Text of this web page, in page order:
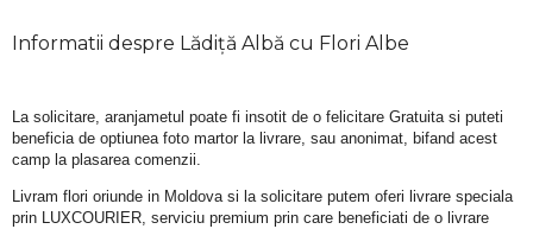
Informatii despre Lădiță Albă cu Flori Albe
La solicitare, aranjametul poate fi insotit de o felicitare Gratuita si puteti
beneficia de optiunea foto martor la livrare, sau anonimat, bifand acest
camp la plasarea comenzii.
Livram flori oriunde in Moldova si la solicitare putem oferi livrare speciala
prin LUXCOURIER, serviciu premium prin care beneficiati de o livrare